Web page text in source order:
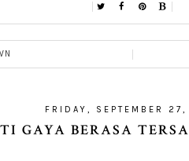
FRIDAY, SEPTEMBER
GAYA BERASA